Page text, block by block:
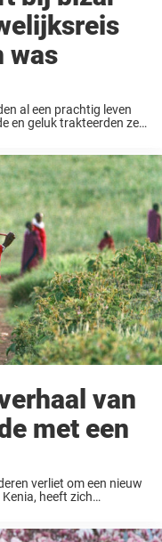
was
al een prachtig leven
en geluk trakteerden ze
van
met een
verliet om een nieuw
heeft zich